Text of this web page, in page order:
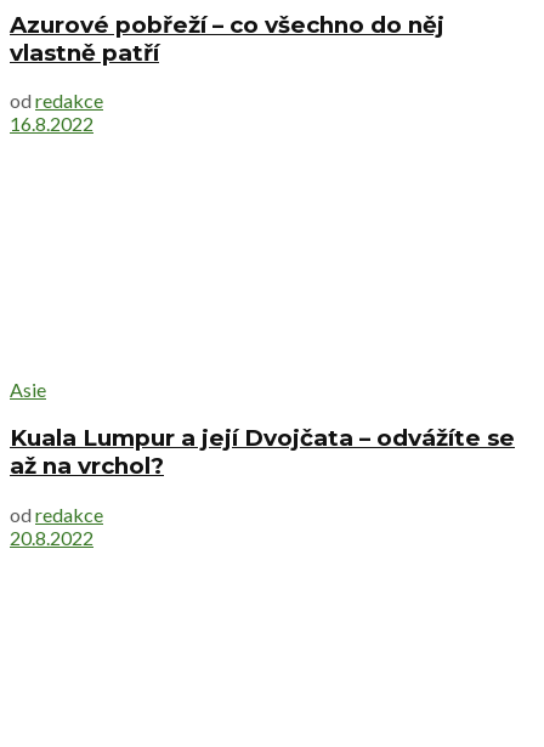
Azurové pobřeží – co všechno do něj
vlastně patří
od redakce
16.8.2022
Asie
Kuala Lumpur a její Dvojčata – odvážíte se
až na vrchol?
od redakce
20.8.2022